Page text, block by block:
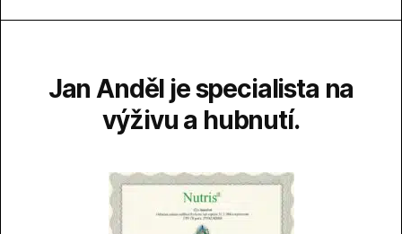
Jan Anděl je specialista na
výživu a hubnutí.